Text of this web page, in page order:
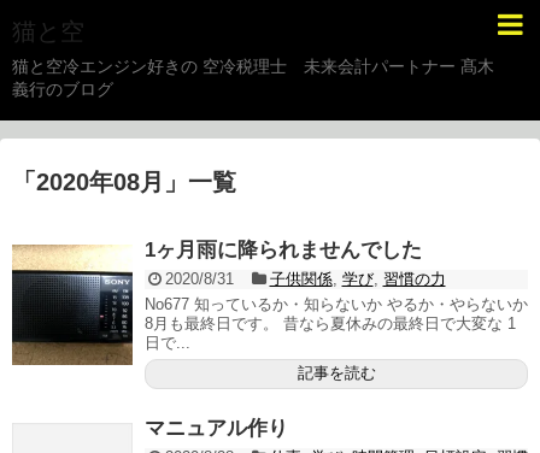
猫と空
猫と空冷エンジン好きの 空冷税理士 未来会計パートナー 髙木
義行のブログ
「 2020年08月 」 一覧
1ヶ月雨に降られませんでした
2020/8/31 子供関係, 学び, 習慣の力
No677 知っているか・知らないか やるか・やらないか
8月も最終日です。 昔なら夏休みの最終日で大変な 1
日で...
記事を読む
マニュアル作り